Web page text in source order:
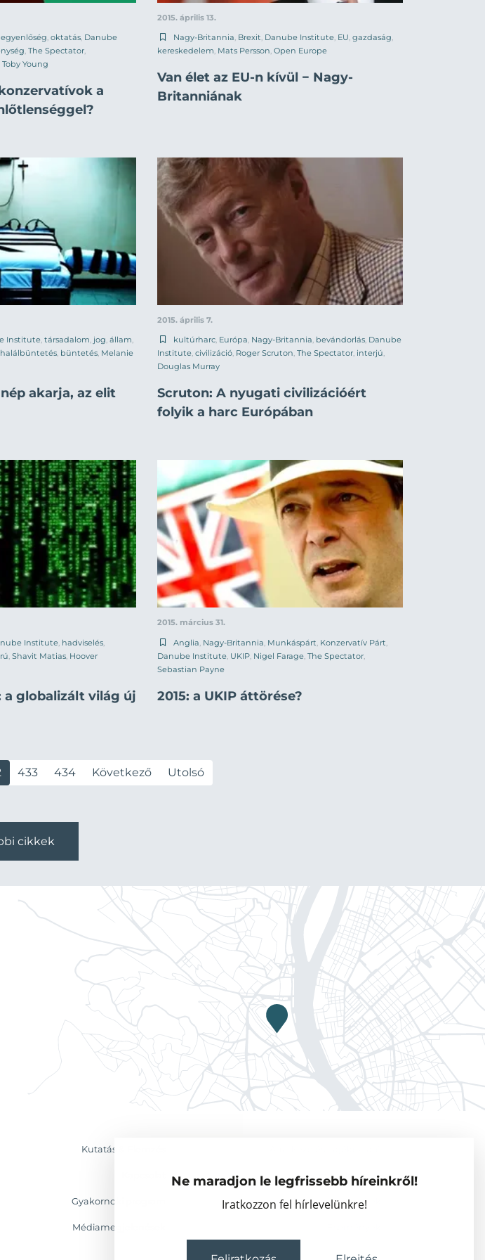
Ne maradjon le legfrissebb híreinkről!
Iratkozzon fel hírlevelünkre!
egyenlőség oktatás Danube
The Spectator
Toby Young
a
2015. április 13.
Nagy-Britannia Brexit Danube Institute EU gazdaság
kereskedelem Mats Persson Open Europe
Van élet az EU-n kívül − Nagy-
Britanniának
Institute, társadalom, jog, állam,
halálbüntetés, büntetés, Melanie
akarja, az elit
2015. április 7.
kultúrharc, Európa, Nagy-Britannia, bevándorlás, Danube
Institute, civilizáció, Roger Scruton, The Spectator, interjú,
Douglas Murray
Scruton: A nyugati civilizációért
folyik a harc Európában
Institute hadviselés
Shavit Matias Hoover
a globalizált világ új
2015. március 31.
Anglia Nagy-Britannia Munkáspárt Konzervatív Párt
Danube Institute UKIP Nigel Farage The Spectator
Sebastian Payne
2015: a UKIP áttörése?
433 434 Következő Utolsó
cikkek
Kutatás & Elemzés
Vendégkutatók
Gyakornoki program Partnerszervezetek
Médiamegjelenések